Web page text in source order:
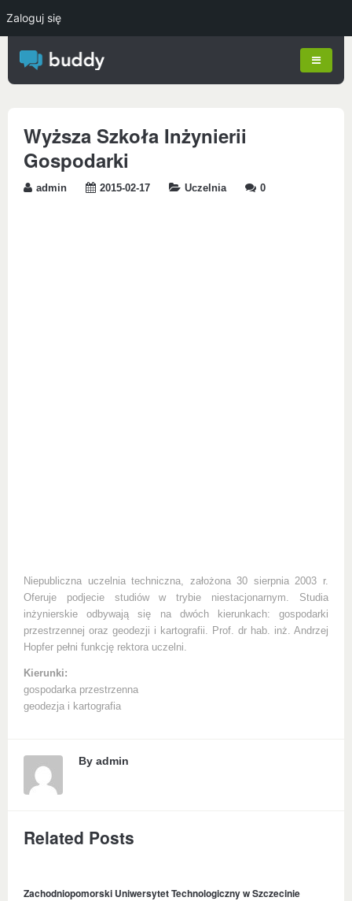
Wyższa Szkoła Inżynierii
Gospodarki
admin 2015-02-17 Uczelnia 0
Niepubliczna uczelnia techniczna, założona 30 sierpnia 2003 r.
Oferuje podjecie studiów w trybie niestacjonarnym. Studia
inżynierskie odbywają się na dwóch kierunkach: gospodarki
przestrzennej oraz geodezji i kartografii. Prof. dr hab. inż. Andrzej
Hopfer pełni funkcję rektora uczelni.
Kierunki:
gospodarka przestrzenna
geodezja i kartografia
By admin
Related Posts
Zachodniopomorski Uniwersytet Technologiczny w Szczecinie
Zaloguj się